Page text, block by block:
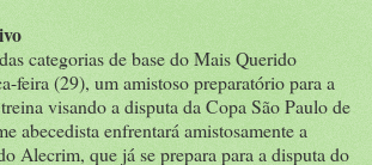
categorias de base do Mais Querido
feira (29), um amistoso preparatório para a
visando a disputa da Copa São Paulo de
abecedista enfrentará amistosamente a
Alecrim, que já se prepara para a disputa do